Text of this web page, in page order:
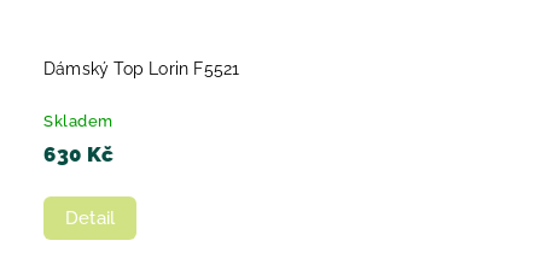
Dámský Top Lorin F5521
Skladem
630 Kč
Detail